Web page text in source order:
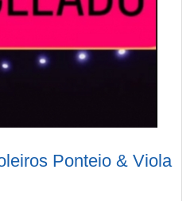
Ponteio & Viola